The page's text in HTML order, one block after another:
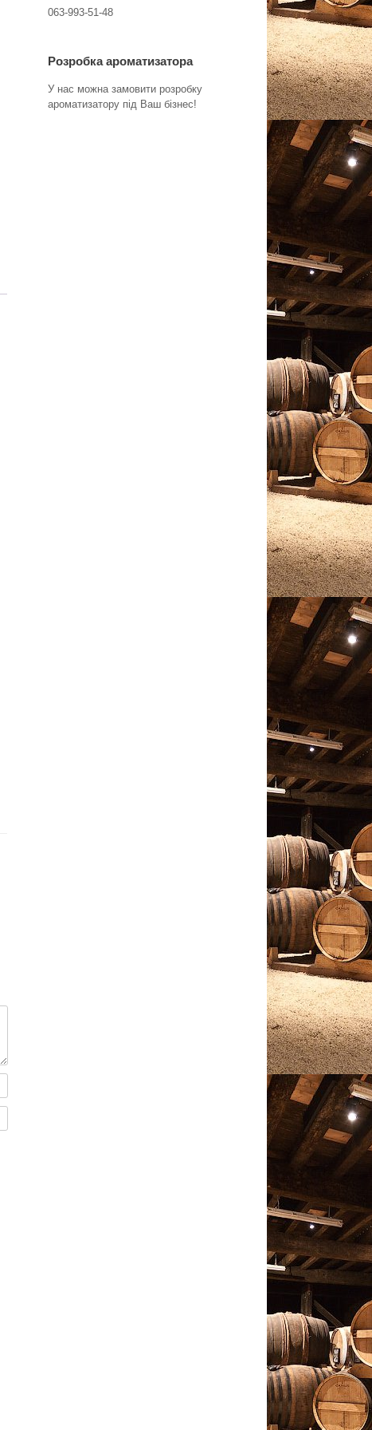
063-993-51-48
Розробка ароматизатора
У нас можна замовити розробку
ароматизатору під Ваш бізнес!